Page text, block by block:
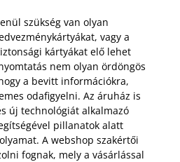
szükség van olyan
vagy a
kártyákat elő lehet
nem olyan ördöngös
a bevitt információkra,
odafigyelni. Az áruház is
új technológiát alkalmazó
pillanatok alatt
A webshop szakértői
fognak, mely a vásárlással